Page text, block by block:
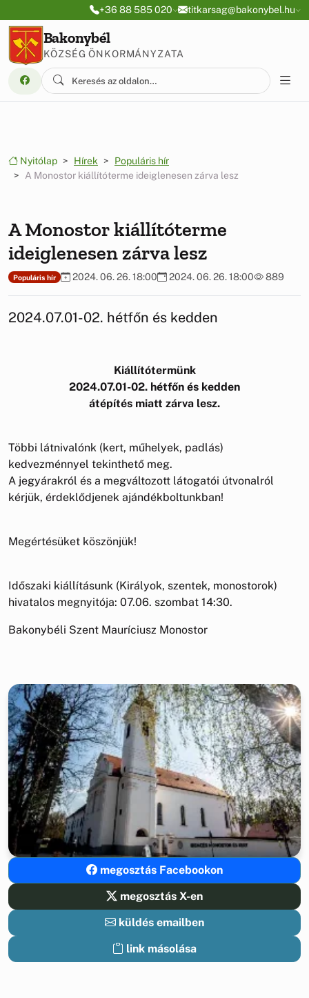
Ugrás a menüre
Ugrás a tartalomra+36 88 585 020 titkarsag@bakonybel.hu
Bakonybél
KÖZSÉG ÖNKORMÁNYZATA
Nyitólap Hírek
Populáris hír
A Monostor kiállítóterme ideiglenesen zárva lesz
A Monostor kiállítóterme
ideiglenesen zárva lesz
Populáris hír 2024. 06. 26. 18:00 2024. 06. 26. 18:00 889
2024.07.01-02. hétfőn és kedden
Kiállítótermünk
2024.07.01-02. hétfőn és kedden
átépítés miatt zárva lesz.
Többi látnivalónk (kert, műhelyek, padlás)
kedvezménnyel tekinthető meg.
A jegyárakról és a megváltozott látogatói útvonalról
kérjük, érdeklődjenek ajándékboltunkban!
Megértésüket köszönjük!
Időszaki kiállításunk (Királyok, szentek, monostorok)
hivatalos megnyitója: 07.06. szombat 14:30.
Bakonybéli Szent Mauríciusz Monostor
megosztás Facebookon
megosztás X-en
küldés emailben
link másolása